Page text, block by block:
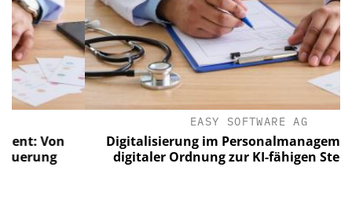
EASY SOFTWARE AG
Digitalisierung im Personalmanagement: Von
digitaler Ordnung zur KI-fähigen Steuerung